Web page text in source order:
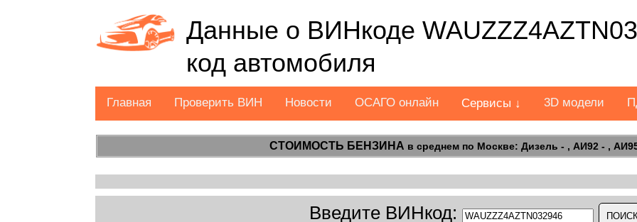
Данные о ВИНкоде
код автомобиля
Главная Проверить ВИН Новости ОСАГО онлайн Сервисы ↓ 3D модели
СТОИМОСТЬ БЕНЗИНА в среднем по Москве: Дизель - , АИ92 - ,
Введите ВИНкод: